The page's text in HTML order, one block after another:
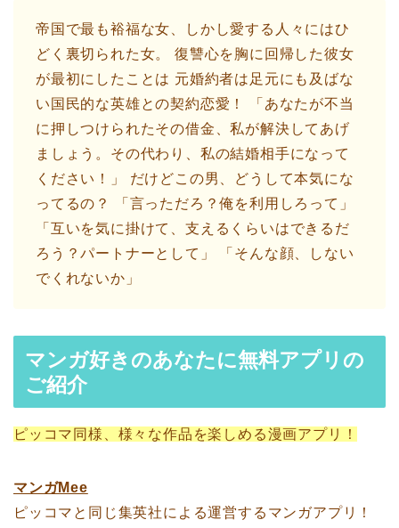
帝国で最も裕福な女、しかし愛する人々にはひ
どく裏切られた女。 復讐心を胸に回帰した彼女
が最初にしたことは 元婚約者は足元にも及ばな
い国民的な英雄との契約恋愛！ 「あなたが不当
に押しつけられたその借金、私が解決してあげ
ましょう。その代わり、私の結婚相手になって
ください！」 だけどこの男、どうして本気にな
ってるの？ 「言っただろ？俺を利用しろって」
「互いを気に掛けて、支えるくらいはできるだ
ろう？パートナーとして」 「そんな顔、しない
でくれないか」
マンガ好きのあなたに無料アプリの
ご紹介
ピッコマ同様、様々な作品を楽しめる漫画アプリ！
マンガMee
ピッコマと同じ集英社による運営するマンガアプリ！